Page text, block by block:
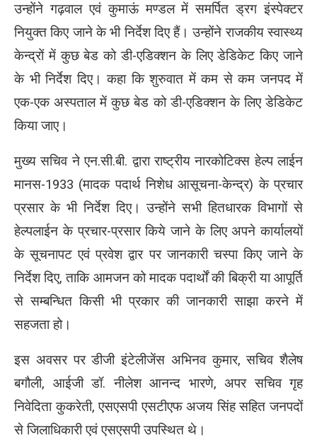
उन्होंने गढ़वाल एवं कुमाऊं मण्डल में समर्पित ड्रग इंस्पेक्टर
नियुक्त किए जाने के भी निर्देश दिए हैं। उन्होंने राजकीय स्वास्थ्य
केन्द्रों में कुछ बेड को डी-एडिक्शन के लिए डेडिकेट किए जाने
के भी निर्देश दिए। कहा कि शुरुवात में कम से कम जनपद में
एक-एक अस्पताल में कुछ बेड को डी-एडिक्शन के लिए डेडिकेट
किया जाए।
मुख्य सचिव ने एन.सी.बी. द्वारा राष्ट्रीय नारकोटिक्स हेल्प लाईन
मानस-1933 (मादक पदार्थ निशेध आसूचना-केन्द्र) के प्रचार
प्रसार के भी निर्देश दिए। उन्होंने सभी हितधारक विभागों से
हेल्पलाईन के प्रचार-प्रसार किये जाने के लिए अपने कार्यालयों
के सूचनापट एवं प्रवेश द्वार पर जानकारी चस्पा किए जाने के
निर्देश दिए, ताकि आमजन को मादक पदार्थों की बिक्री या आपूर्ति
से सम्बन्धित किसी भी प्रकार की जानकारी साझा करने में
सहजता हो।
इस अवसर पर डीजी इंटेलीजेंस अभिनव कुमार, सचिव शैलेष
बगौली, आईजी डॉ. नीलेश आनन्द भारणे, अपर सचिव गृह
निवेदिता कुकरेती, एसएसपी एसटीएफ अजय सिंह सहित जनपदों
से जिलाधिकारी एवं एसएसपी उपस्थित थे।